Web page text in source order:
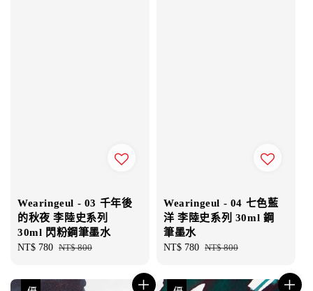
Wearingeul - 03 千年後
的秋夜 李陸史系列
30ml 閃粉鋼筆墨水
Sale
NT$ 780 Regular
NT$ 800
Wearingeul - 04 七色藍
洋 李陸史系列 30ml 鋼
筆墨水
Sale
NT$ 780 Regular
NT$ 800